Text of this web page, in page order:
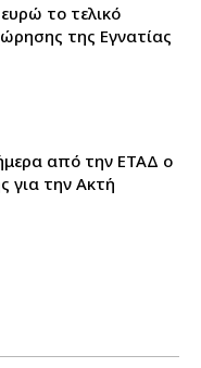
το τελικό
της Εγνατίας
από την ΕΤΑΔ ο
για την Ακτή